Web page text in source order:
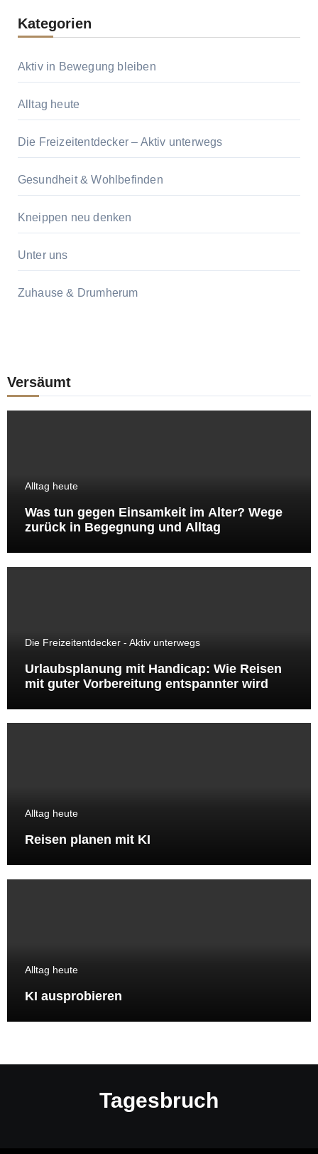
Kategorien
Aktiv in Bewegung bleiben
Alltag heute
Die Freizeitentdecker – Aktiv unterwegs
Gesundheit & Wohlbefinden
Kneippen neu denken
Unter uns
Zuhause & Drumherum
Versäumt
Alltag heute
Was tun gegen Einsamkeit im Alter? Wege
zurück in Begegnung und Alltag
Die Freizeitentdecker - Aktiv unterwegs
Urlaubsplanung mit Handicap: Wie Reisen
mit guter Vorbereitung entspannter wird
Alltag heute
Reisen planen mit KI
Alltag heute
KI ausprobieren
Tagesbruch